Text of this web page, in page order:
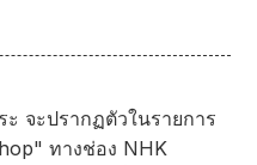
จะปรากฏตัวในรายการ
ทางช่อง NHK